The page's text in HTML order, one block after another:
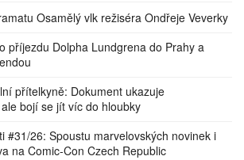
Osamělý vlk režiséra Ondřeje Veverky
příjezdu Dolpha Lundgrena do Prahy a
přítelkyně: Dokument ukazuje
bojí se jít víc do hloubky
#31/26: Spoustu marvelovských novinek i
na Comic-Con Czech Republic